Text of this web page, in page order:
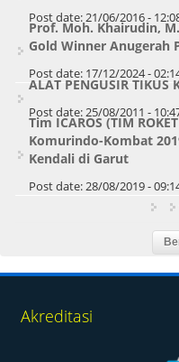
Post date:21/06/2016 -
Prof. Moh. Khairudin,
Gold Winner Anugerah
Post date: 17/12/2024 -
ALAT PENGUSIR TIKUS
Post date:25/08/2011 -
Tim ICAROS (TIM
Komurindo-Kombat
Kendali di Garut
Post date:28/08/2019 -
Akreditasi